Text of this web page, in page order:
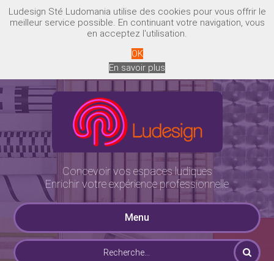
Ludesign Sté Ludomania utilise des cookies pour vous offrir le
meilleur service possible. En continuant votre navigation, vous
en acceptez l'utilisation.
OK
En savoir plus
Concevoir vos espaces ludiques
Enrichir votre expérience professionnelle
Menu